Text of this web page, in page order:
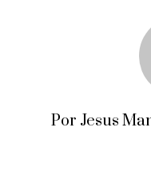
Por Jesus